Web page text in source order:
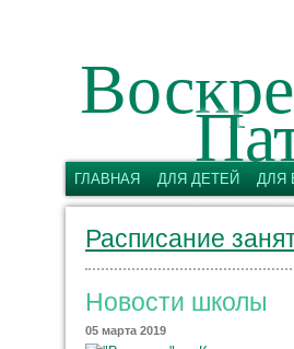
имени
ГЛАВНАЯ ДЛЯ ДЕТЕЙ ДЛЯ
Расписание
Новости школы
05 марта 2019